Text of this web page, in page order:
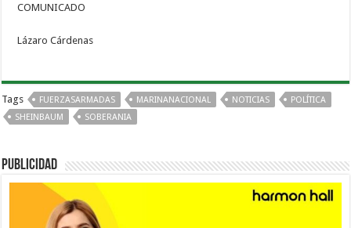
COMUNICADO
Lázaro Cárdenas
Tags FUERZASARMADAS MARINANACIONAL NOTICIAS
POLÍTICA
SHEINBAUM
SOBERANIA
PUBLICIDAD